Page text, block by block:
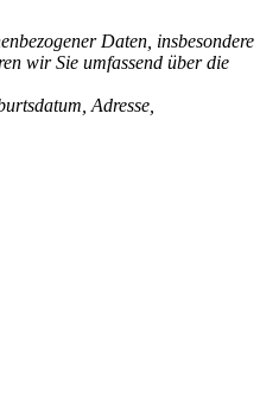
Daten, insbesondere
wir Sie umfassend über die
Adresse,